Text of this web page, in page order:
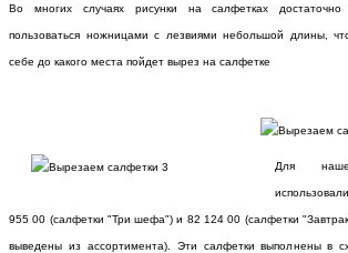
Во многих случаях рисунки на салфетках
пользоваться ножницами с лезвиями небольшой длины,
себе до какого места пойдет вырез на салфетке
Для
955 00 (салфетки "Три шефа") и 82 124 00 (салфетки
выведены из ассортимента). Эти салфетки выполнены в